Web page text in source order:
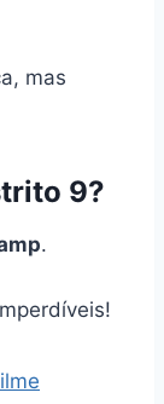
mas
9?
.